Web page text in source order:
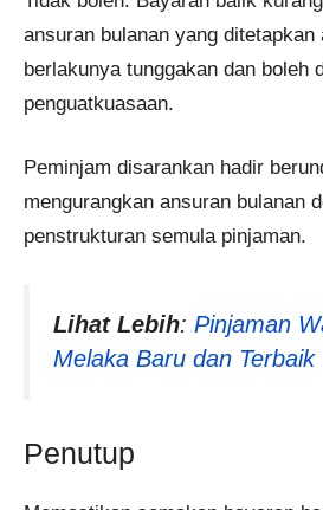
ansuran bulanan yang ditetapkan
berlakunya tunggakan dan boleh
penguatkuasaan.
Peminjam disarankan hadir
mengurangkan ansuran bulanan
penstrukturan semula pinjaman.
Lihat Lebih: Pinjaman
Melaka Baru dan Terbaik
Penutup